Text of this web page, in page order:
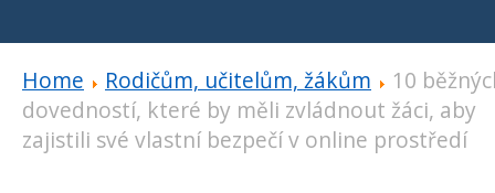
Home Rodičům, učitelům, žákům
10
dovedností, které by měli zvládnout žáci, aby
zajistili své vlastní bezpečí v online prostředí